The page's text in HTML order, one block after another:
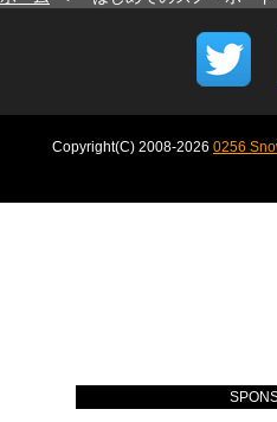
Copyright(C) 2008-2026 0256